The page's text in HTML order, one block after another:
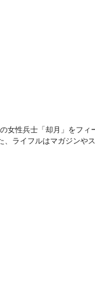
女性兵士「却月」をフィ
ライフルはマガジンや